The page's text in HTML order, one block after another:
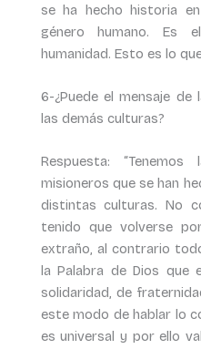
se ha hecho historia
género humano. Es
humanidad. Esto es lo
6-¿Puede el mensaje
las demás culturas?
Respuesta:
misioneros que se han
distintas culturas. No
tenido que volverse
extraño, al contrario
la Palabra de Dios que
solidaridad, de
este modo de hablar lo
es universal y por ello